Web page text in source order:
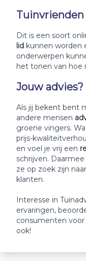
Tuinvrienden
Dit is een soort
lid kunnen worden
onderwerpen
het tonen van hoe
Jouw advies?
Als jij bekent bent
andere mensen
groene vingers.
prijs-
en voel je vrij een
schrijven.
ze op zoek zijn naar
klanten.
Interesse in
ervaringen,
consumenten
ook!